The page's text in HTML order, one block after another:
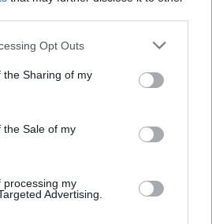
Opt Outs
the Sharing of my
the Sale of my
processing my
Advertising.
ήταν οι Erik Boer
τομέα της
πανεπιστήμια και
University»